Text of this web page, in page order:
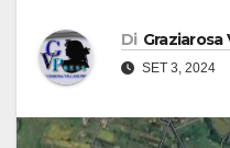
Di Graziarosa
SET 3, 2024